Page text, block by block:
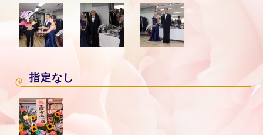
指定なし